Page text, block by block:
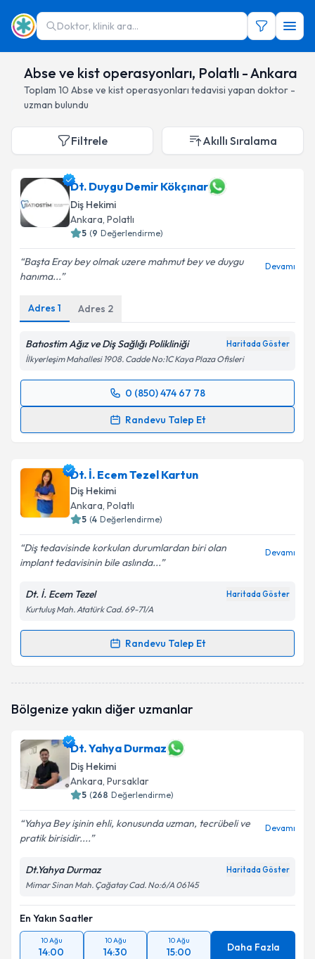
Doktor, klinik ara...
Abse ve kist operasyonları, Polatlı - Ankara
Toplam 10 Abse ve kist operasyonları tedavisi yapan doktor -
uzman bulundu
Filtrele Akıllı Sıralama
Dt. Duygu Demir Kökçınar
Diş Hekimi
Ankara, Polatlı
5 (9 Değerlendirme)
Başta Eray bey olmak uzere mahmut bey ve duygu
hanıma...
Devamı
Adres 1 Adres 2
Batıostim Ağız ve Diş Sağlığı Polikliniği Haritada Göster
İlkyerleşim Mahallesi 1908. Cadde No:1C Kaya Plaza Ofisleri
0 (850) 474 67 78
Randevu Talep Et
Randevu Takvimi Talebi
için bir takvim hazırlandığında e-posta ile
bilgilendireceğiz.
E-posta Adresiniz
Metni'ni okudum ve kişisel verilerimin belirtilen
kapsamda işlenmesini kabul ediyorum.
Takvim Talebini Gönder
Dt. İ. Ecem Tezel Kartun
Diş Hekimi
Ankara, Polatlı
5 (4 Değerlendirme)
Diş tedavisinde korkulan durumlardan biri olan
implant tedavisinin bile aslında...
Devamı
Dt. İ. Ecem Tezel Haritada Göster
Kurtuluş Mah. Atatürk Cad. 69-71/A
Randevu Talep Et
Randevu Takvimi Talebi
oluşturun. Size bu uzmandan randevu almanız için bir
E-posta Adresiniz
Kişisel verilerimin işlenmesine ilişkinAydınlatma
Metni'ni okudum ve kişisel verilerimin belirtilen
Takvim Talebini Gönder
Bölgenize yakın diğer uzmanlar
Dt. Yahya Durmaz
Diş Hekimi
Ankara, Pursaklar
5 (268 Değerlendirme)
Yahya Bey işinin ehli, konusunda uzman, tecrübeli ve
pratik birisidir....
Devamı
Dt.Yahya Durmaz Haritada Göster
Mimar Sinan Mah. Çağatay Cad. No:6/A 06145
En Yakın Saatler
10 Ağu
14:00
10 Ağu
14:30
10 Ağu
15:00 Daha Fazla